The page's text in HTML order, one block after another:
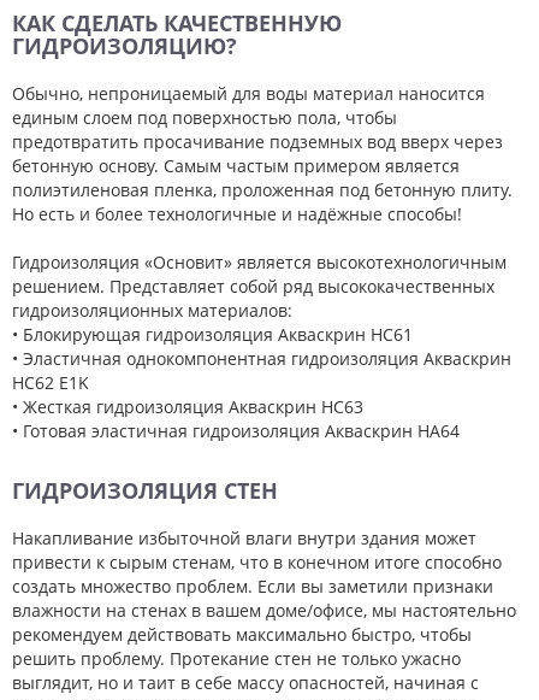
КАК СДЕЛАТЬ КАЧЕСТВЕННУЮ
ГИДРОИЗОЛЯЦИЮ?
Обычно, непроницаемый для воды материал наносится
единым слоем под поверхностью пола, чтобы
предотвратить просачивание подземных вод вверх через
бетонную основу. Самым частым примером является
полиэтиленовая пленка, проложенная под бетонную плиту.
Но есть и более технологичные и надёжные способы!
Гидроизоляция «Основит» является высокотехнологичным
решением. Представляет собой ряд высококачественных
гидроизоляционных материалов:
• Блокирующая гидроизоляция Акваскрин HC61
• Эластичная однокомпонентная гидроизоляция Акваскрин
HC62 E1K
• Жесткая гидроизоляция Акваскрин HC63
• Готовая эластичная гидроизоляция Акваскрин HA64
ГИДРОИЗОЛЯЦИЯ СТЕН
Накапливание избыточной влаги внутри здания может
привести к сырым стенам, что в конечном итоге способно
создать множество проблем. Если вы заметили признаки
влажности на стенах в вашем доме/офисе, мы настоятельно
рекомендуем действовать максимально быстро, чтобы
решить проблему. Протекание стен не только ужасно
выглядит, но и таит в себе массу опасностей, начиная с